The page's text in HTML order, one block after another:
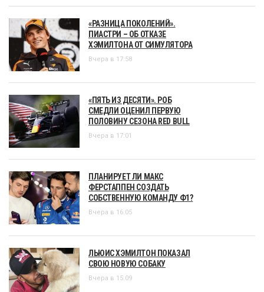
«РАЗНИЦА ПОКОЛЕНИЙ».
ПИАСТРИ – ОБ ОТКАЗЕ
ХЭМИЛТОНА ОТ СИМУЛЯТОРА
Вчера в 17:58
«ПЯТЬ ИЗ ДЕСЯТИ». РОБ
СМЕДЛИ ОЦЕНИЛ ПЕРВУЮ
ПОЛОВИНУ СЕЗОНА RED BULL
Вчера в 17:01
ПЛАНИРУЕТ ЛИ МАКС
ФЕРСТАППЕН СОЗДАТЬ
СОБСТВЕННУЮ КОМАНДУ Ф1?
Вчера в 16:05
ЛЬЮИС ХЭМИЛТОН ПОКАЗАЛ
СВОЮ НОВУЮ СОБАКУ
Вчера в 15:09